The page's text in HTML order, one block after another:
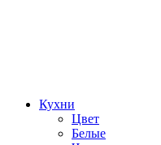
Кухни
Цвет
Белые